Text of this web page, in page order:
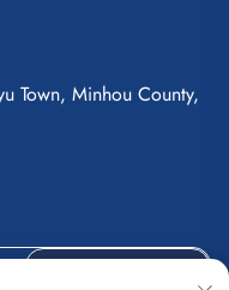
Town, Minhou County,